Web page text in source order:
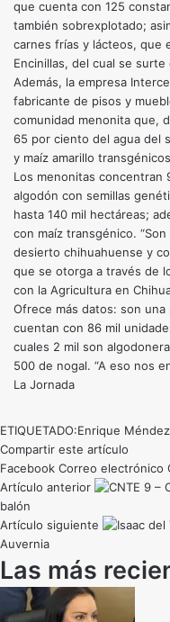
que cuenta con 125
también sobrexplotado;
carnes frías y lácteos, que
Encinillas, del cual se
Además, la empresa
fabricante de pisos y
comunidad menonita que,
65 por ciento del agua del
y maíz amarillo
Los menonitas concentran
algodón con semillas
hasta 140 mil hectáreas;
con maíz transgénico.
desierto chihuahuense y
que se otorga a través de
con la Agricultura en
Ofrece más datos: son
cuentan con 86 mil
cuales 2 mil son
500 de nogal. “A eso nos
La Jornada
ETIQUETADO:Enrique Méndez
Compartir este artículo
Facebook Correo electrónico
Artículo anterior
balón
Artículo siguiente
Auvernia
Las más